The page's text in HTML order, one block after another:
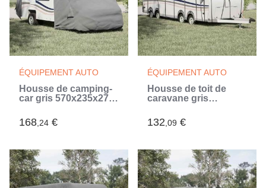
ÉQUIPEMENT AUTO
Housse de camping-
car gris 570x235x275
(Gris)
168,24 €
ÉQUIPEMENT AUTO
Housse de toit de
caravane gris
non tissé (Gris)
132,09 €